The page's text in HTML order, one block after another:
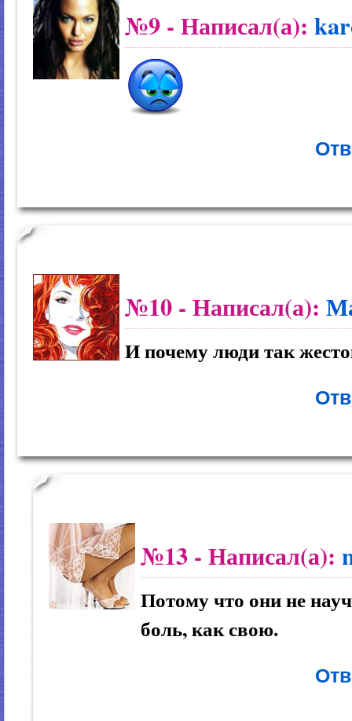
№9 - Написал(а):
№10 - Написал(а):
И почему люди так
№13 - Написал(а):
Потому что они не
боль, как свою.